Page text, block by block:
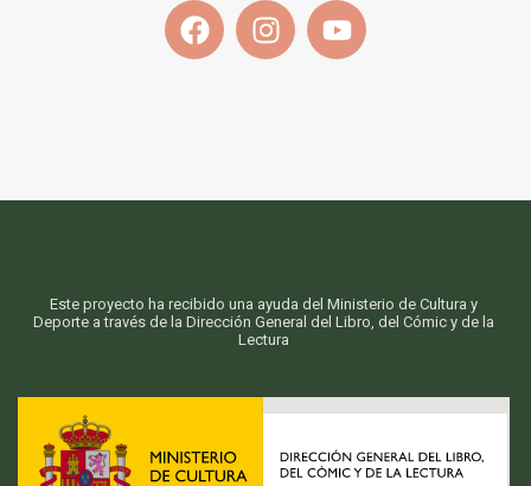
Este proyecto ha recibido una ayuda del Ministerio de Cultura y
Deporte a través de la Dirección General del Libro, del Cómic y de la
Lectura